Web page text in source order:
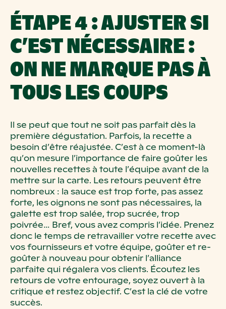
ÉTAPE4: AJUSTER SI
C’EST NÉCESSAIRE:
ON NE MARQUE PAS À
TOUSLES COUPS
Il se peut que tout ne soit pas parfait dès la
première dégustation. Parfois, la recette a
besoin d’être réajustée. C’est à ce moment-là
qu’on mesure l’importance de faire goûter les
nouvelles recettes à toute l’équipe avant de la
mettre sur la carte. Les retours peuvent être
nombreux : la sauce est trop forte, pas assez
forte, les oignons ne sont pas nécessaires, la
galette est trop salée, trop sucrée, trop
poivrée… Bref, vous avez compris l’idée. Prenez
donc le temps de retravailler votre recette avec
vos fournisseurs et votre équipe, goûter et re-
goûter à nouveau pour obtenir l’alliance
parfaite qui régalera vos clients. Écoutez les
retours de votre entourage, soyez ouvert à la
critique et restez objectif. C’est la clé de votre
succès.